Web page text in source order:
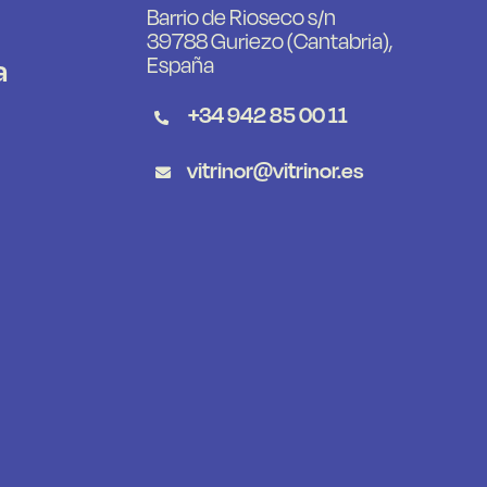
Barrio de Rioseco s/n
39788 Guriezo (Cantabria),
España
+34 942 85 00 11
vitrinor@vitrinor.es